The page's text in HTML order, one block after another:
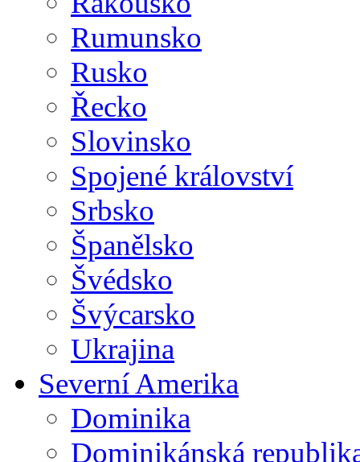
Rumunsko
Rusko
Řecko
Slovinsko
Spojené království
Srbsko
Španělsko
Švédsko
Švýcarsko
Ukrajina
Severní Amerika
Dominika
Dominikánská